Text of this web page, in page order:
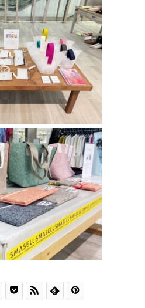
   